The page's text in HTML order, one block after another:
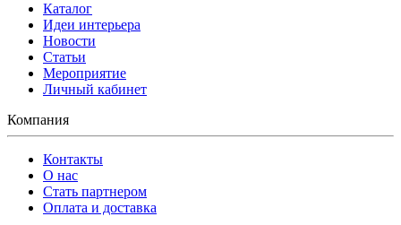
Каталог
Идеи интерьера
Новости
Статьи
Мероприятие
Личный кабинет
Компания
Контакты
О нас
Стать партнером
Оплата и доставка